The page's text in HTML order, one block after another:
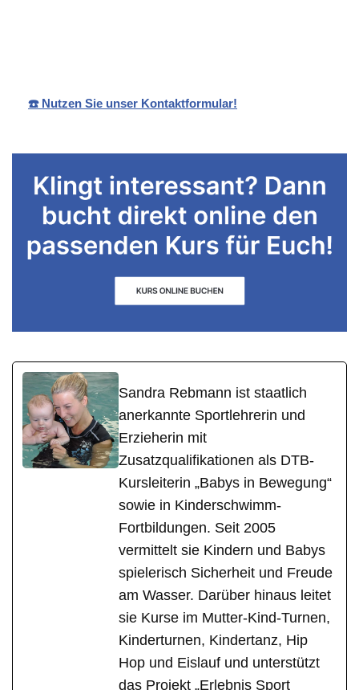
☎️ Nutzen Sie unser Kontaktformular!
Sandra Rebmann ist staatlich
anerkannte Sportlehrerin und
Erzieherin mit
Zusatzqualifikationen als DTB-
Kursleiterin „Babys in Bewegung“
sowie in Kinderschwimm-
Fortbildungen. Seit 2005
vermittelt sie Kindern und Babys
spielerisch Sicherheit und Freude
am Wasser. Darüber hinaus leitet
sie Kurse im Mutter-Kind-Turnen,
Kinderturnen, Kindertanz, Hip
Hop und Eislauf und unterstützt
das Projekt „Erlebnis Sport